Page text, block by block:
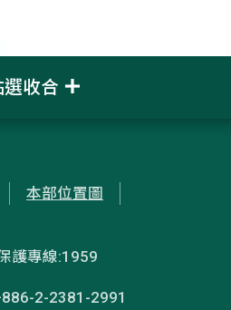
選收合
本部位置圖
護專線:1959
2-2381-2991